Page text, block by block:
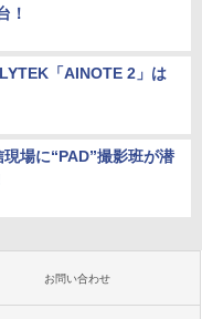
！
「AINOTE 2」は
現場に“PAD”撮影班が潜
お問い合わせ